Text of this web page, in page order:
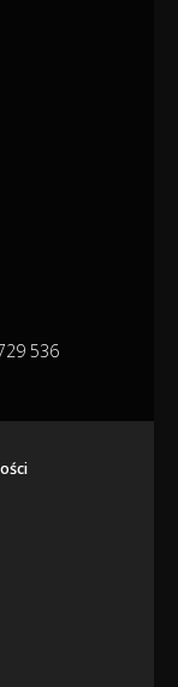
536